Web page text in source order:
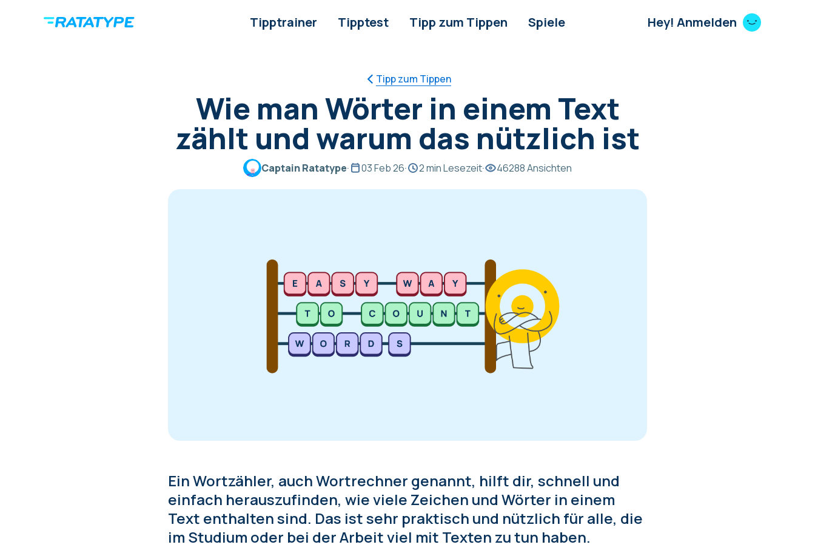
Tipptrainer Tipptest Tipp zum Tippen Spiele Hey! Anmelden
Tipp zum Tippen
Wie man Wörter in einem Text
zählt und warum das nützlich ist
Captain Ratatype· 03 Feb 26· 2 min Lesezeit· 46288 Ansichten
Ein Wortzähler, auch Wortrechner genannt, hilft dir, schnell und
einfach herauszufinden, wie viele Zeichen und Wörter in einem
Text enthalten sind. Das ist sehr praktisch und nützlich für alle, die
im Studium oder bei der Arbeit viel mit Texten zu tun haben.